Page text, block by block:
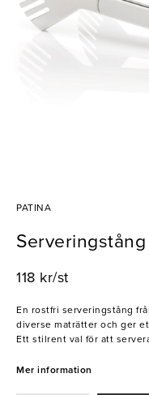
PATINA
118 kr/st
En rostfri serveringstång
diverse maträtter och ger
Ett stilrent val för att
Mer information